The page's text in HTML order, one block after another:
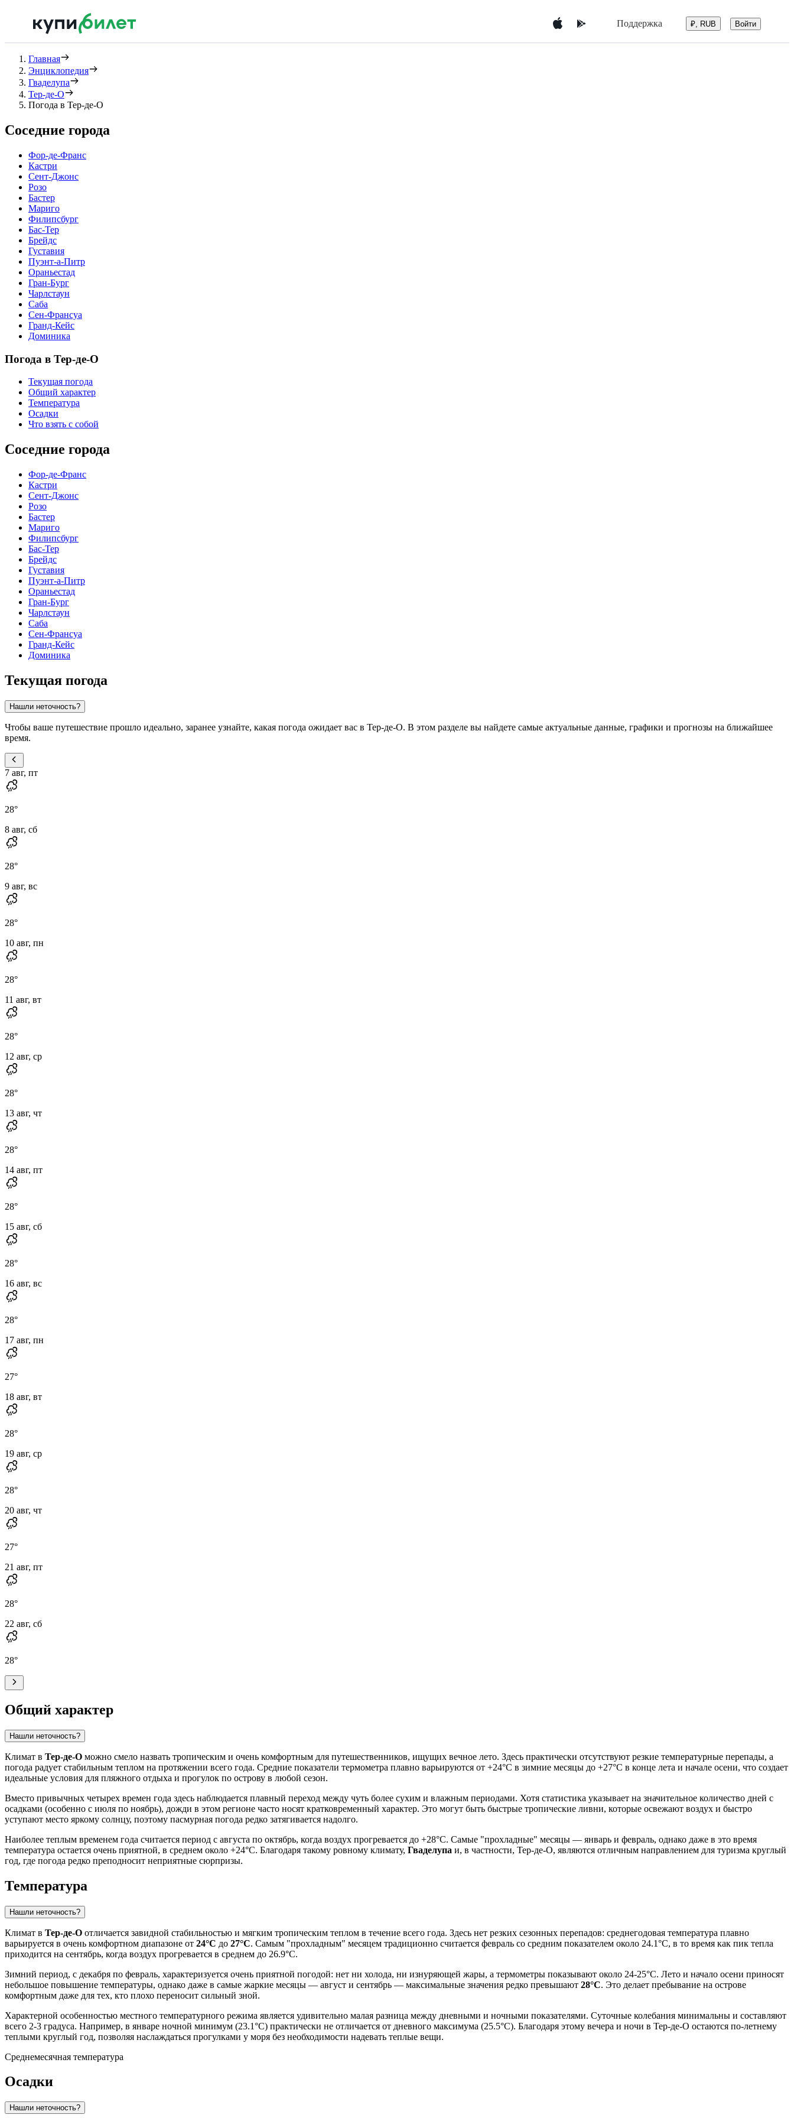
Поддержка ₽, RUB Войти
Главная
Энциклопедия
Гваделупа
Тер-де-О
Погода в Тер-де-О
Соседние города
Фор-де-Франс
Кастри
Сент-Джонс
Розо
Бастер
Мариго
Филипсбург
Бас-Тер
Брейдс
Густавия
Пуэнт-а-Питр
Ораньестад
Гран-Бург
Чарлстаун
Саба
Сен-Франсуа
Гранд-Кейс
Доминика
Погода в Тер-де-О
Текущая погода
Общий характер
Температура
Осадки
Что взять с собой
Соседние города
Фор-де-Франс
Кастри
Сент-Джонс
Розо
Бастер
Мариго
Филипсбург
Бас-Тер
Брейдс
Густавия
Пуэнт-а-Питр
Ораньестад
Гран-Бург
Чарлстаун
Саба
Сен-Франсуа
Гранд-Кейс
Доминика
Текущая погода
Нашли неточность?
Чтобы ваше путешествие прошло идеально, заранее узнайте, какая погода ожидает вас в Тер-де-О. В этом разделе вы найдете самые актуальные данные, графики и прогнозы на ближайшее
время.
7 авг, пт
28°
8 авг, сб
28°
9 авг, вс
28°
10 авг, пн
28°
11 авг, вт
28°
12 авг, ср
28°
13 авг, чт
28°
14 авг, пт
28°
15 авг, сб
28°
16 авг, вс
28°
17 авг, пн
27°
18 авг, вт
28°
19 авг, ср
28°
20 авг, чт
27°
21 авг, пт
28°
22 авг, сб
28°
Общий характер
Нашли неточность?
Климат в Тер-де-О можно смело назвать тропическим и очень комфортным для путешественников, ищущих вечное лето. Здесь практически отсутствуют резкие температурные перепады, а
погода радует стабильным теплом на протяжении всего года. Средние показатели термометра плавно варьируются от +24°C в зимние месяцы до +27°C в конце лета и начале осени, что создает
идеальные условия для пляжного отдыха и прогулок по острову в любой сезон.
Вместо привычных четырех времен года здесь наблюдается плавный переход между чуть более сухим и влажным периодами. Хотя статистика указывает на значительное количество дней с
осадками (особенно с июля по ноябрь), дожди в этом регионе часто носят кратковременный характер. Это могут быть быстрые тропические ливни, которые освежают воздух и быстро
уступают место яркому солнцу, поэтому пасмурная погода редко затягивается надолго.
Наиболее теплым временем года считается период с августа по октябрь, когда воздух прогревается до +28°C. Самые "прохладные" месяцы — январь и февраль, однако даже в это время
температура остается очень приятной, в среднем около +24°C. Благодаря такому ровному климату, Гваделупа и, в частности, Тер-де-О, являются отличным направлением для туризма круглый
год, где погода редко преподносит неприятные сюрпризы.
Температура
Нашли неточность?
Климат в Тер-де-О отличается завидной стабильностью и мягким тропическим теплом в течение всего года. Здесь нет резких сезонных перепадов: среднегодовая температура плавно
варьируется в очень комфортном диапазоне от 24°C до 27°C. Самым "прохладным" месяцем традиционно считается февраль со средним показателем около 24.1°C, в то время как пик тепла
приходится на сентябрь, когда воздух прогревается в среднем до 26.9°C.
Зимний период, с декабря по февраль, характеризуется очень приятной погодой: нет ни холода, ни изнуряющей жары, а термометры показывают около 24-25°C. Лето и начало осени приносят
небольшое повышение температуры, однако даже в самые жаркие месяцы — август и сентябрь — максимальные значения редко превышают 28°C. Это делает пребывание на острове
комфортным даже для тех, кто плохо переносит сильный зной.
Характерной особенностью местного температурного режима является удивительно малая разница между дневными и ночными показателями. Суточные колебания минимальны и составляют
всего 2-3 градуса. Например, в январе ночной минимум (23.1°C) практически не отличается от дневного максимума (25.5°C). Благодаря этому вечера и ночи в Тер-де-О остаются по-летнему
теплыми круглый год, позволяя наслаждаться прогулками у моря без необходимости надевать теплые вещи.
Среднемесячная температура
Осадки
Нашли неточность?